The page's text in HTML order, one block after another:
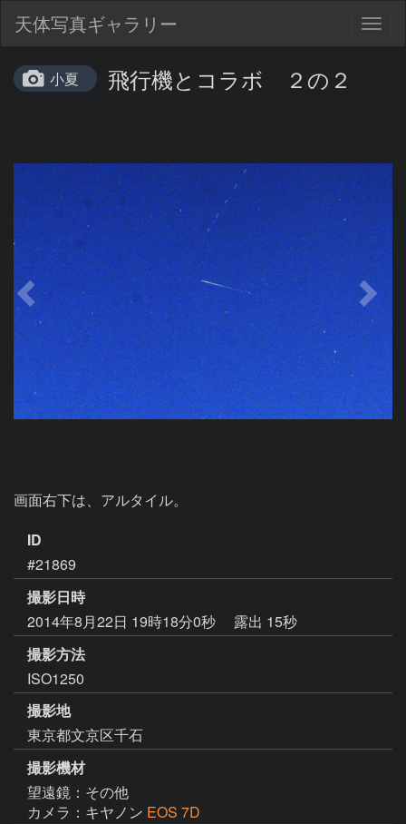
天体写真ギャラリー
小夏 飛行機とコラボ ２の２
画面右下は、アルタイル。
ID
#21869
撮影日時
2014年8月22日 19時18分0秒
露出 15秒
撮影方法
ISO1250
撮影地
東京都文京区千石
撮影機材
望遠鏡：その他
カメラ：キヤノン EOS 7D